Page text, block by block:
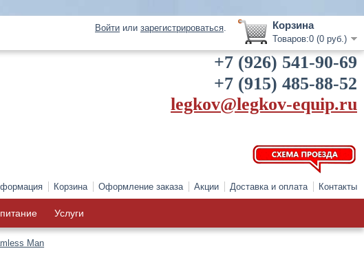
Войти или зарегистрироваться. Корзина
Товаров:0 (0 руб.)
+7 (926) 541-90-69
+7 (915) 485-88-52
legkov@legkov-equip.ru
Корзина Оформление заказа Акции Доставка и оплата Контакты
Услуги
Man